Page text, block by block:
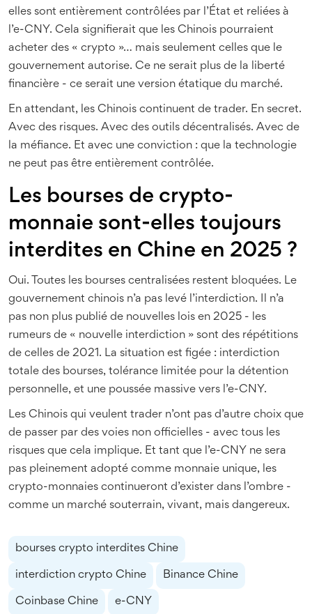
elles sont entièrement contrôlées par l’État et reliées à
l’e-CNY. Cela signifierait que les Chinois pourraient
acheter des « crypto »… mais seulement celles que le
gouvernement autorise. Ce ne serait plus de la liberté
financière - ce serait une version étatique du marché.
En attendant, les Chinois continuent de trader. En secret.
Avec des risques. Avec des outils décentralisés. Avec de
la méfiance. Et avec une conviction : que la technologie
ne peut pas être entièrement contrôlée.
Les bourses de crypto-
monnaie sont-elles toujours
interdites en Chine en 2025 ?
Oui. Toutes les bourses centralisées restent bloquées. Le
gouvernement chinois n’a pas levé l’interdiction. Il n’a
pas non plus publié de nouvelles lois en 2025 - les
rumeurs de « nouvelle interdiction » sont des répétitions
de celles de 2021. La situation est figée : interdiction
totale des bourses, tolérance limitée pour la détention
personnelle, et une poussée massive vers l’e-CNY.
Les Chinois qui veulent trader n’ont pas d’autre choix que
de passer par des voies non officielles - avec tous les
risques que cela implique. Et tant que l’e-CNY ne sera
pas pleinement adopté comme monnaie unique, les
crypto-monnaies continueront d’exister dans l’ombre -
comme un marché souterrain, vivant, mais dangereux.
bourses crypto interdites Chine
interdiction crypto Chine Binance Chine
Coinbase Chine e-CNY